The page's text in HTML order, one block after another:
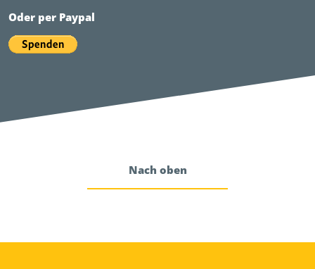
Oder per Paypal
Nach oben